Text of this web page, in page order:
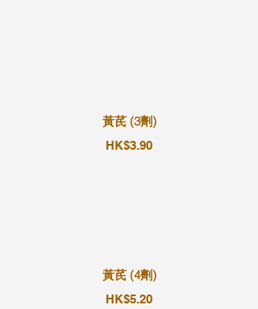
黃芪 (3劑)
HK$3.90
黃芪 (4劑)
HK$5.20